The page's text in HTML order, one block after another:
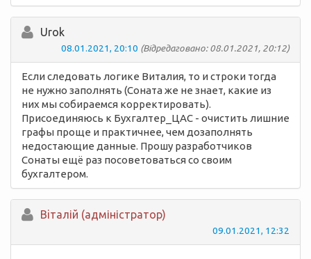
Urok
08.01.2021, 20:10 (Відредаговано: 08.01.2021, 20:12)
Если следовать логике Виталия, то и строки тогда
не нужно заполнять (Соната же не знает, какие из
них мы собираемся корректировать).
Присоединяюсь к Бухгалтер_ЦАС - очистить лишние
графы проще и практичнее, чем дозаполнять
недостающие данные. Прошу разработчиков
Сонаты ещё раз посоветоваться со своим
бухгалтером.
Вiталій (адміністратор)
09.01.2021, 12:32